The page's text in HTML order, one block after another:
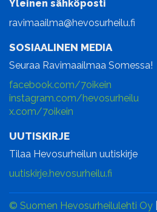
Yleinen sähköposti
ravimaailma@hevosurheilu.fi
SOSIAALINEN MEDIA
Seuraa Ravimaailmaa Somessa!
facebook.com/7oikein
instagram.com/hevosurheilu
x.com/7oikein
UUTISKIRJE
Tilaa Hevosurheilun uutiskirje
uutiskirje.hevosurheilu.fi
© Suomen Hevosurheilulehti Oy